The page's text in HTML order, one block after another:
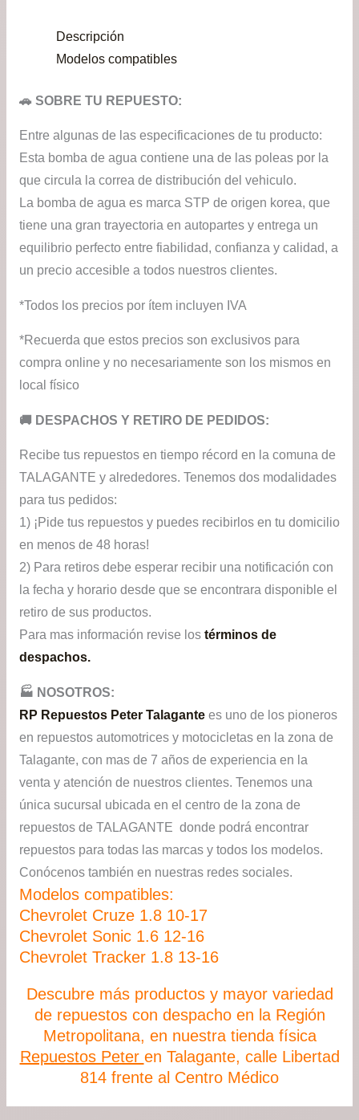
Descripción
Modelos compatibles
🚗 SOBRE TU REPUESTO:
Entre algunas de las especificaciones de tu producto:
Esta bomba de agua contiene una de las poleas por la
que circula la correa de distribución del vehiculo.
La bomba de agua es marca STP de origen korea, que
tiene una gran trayectoria en autopartes y entrega un
equilibrio perfecto entre fiabilidad, confianza y calidad, a
un precio accesible a todos nuestros clientes.
*Todos los precios por ítem incluyen IVA
*Recuerda que estos precios son exclusivos para
compra online y no necesariamente son los mismos en
local físico
​🚚​ DESPACHOS Y RETIRO DE PEDIDOS:
Recibe tus repuestos en tiempo récord en la comuna de
TALAGANTE y alrededores. Tenemos dos modalidades
para tus pedidos:
1) ¡Pide tus repuestos y puedes recibirlos en tu domicilio
en menos de 48 horas!
2) Para retiros debe esperar recibir una notificación con
la fecha y horario desde que se encontrara disponible el
retiro de sus productos.
Para mas información revise los términos de
despachos.
🏭​ NOSOTROS:
RP Repuestos Peter Talagante es uno de los pioneros
en repuestos automotrices y motocicletas en la zona de
Talagante, con mas de 7 años de experiencia en la
venta y atención de nuestros clientes. Tenemos una
única sucursal ubicada en el centro de la zona de
repuestos de TALAGANTE donde podrá encontrar
repuestos para todas las marcas y todos los modelos.
Conócenos también en nuestras redes sociales.
Modelos compatibles:
Chevrolet Cruze 1.8 10-17
Chevrolet Sonic 1.6 12-16
Chevrolet Tracker 1.8 13-16
Descubre más productos y mayor variedad
de repuestos con despacho en la Región
Metropolitana, en nuestra tienda física
Repuestos Peter en Talagante, calle Libertad
814 frente al Centro Médico